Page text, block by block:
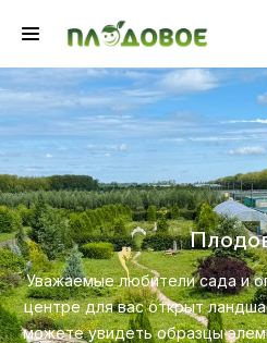
вы
Создайте красивую
профессионального